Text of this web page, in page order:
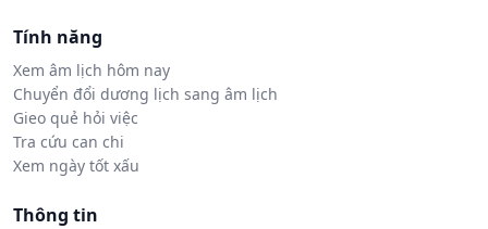
Tính năng
Xem âm lịch hôm nay
Chuyển đổi dương lịch sang âm lịch
Gieo quẻ hỏi việc
Tra cứu can chi
Xem ngày tốt xấu
Thông tin